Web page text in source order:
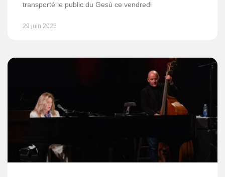
transporté le public du Gesù ce vendredi
29 juin 2026